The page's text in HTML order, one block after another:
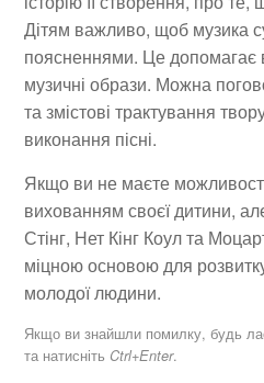
Дітям важливо, щоб музика
поясненнями. Це допомагає
музичні образи. Можна
та змістові трактування
виконання пісні.
Якщо ви не маєте
вихованням своєї дитини,
Стінг, Нет Кінг Коул та
міцною основою для
молодої людини.
Якщо ви знайшли помилку, будь
та натисніть Ctrl+Enter.